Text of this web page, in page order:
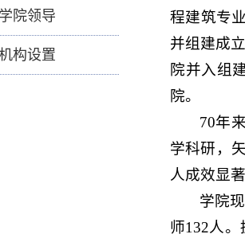
学院领导
构设置
程建筑专
并组建成
院并入组
院。
70年
学科研，
人成效显著
学院
师132人。